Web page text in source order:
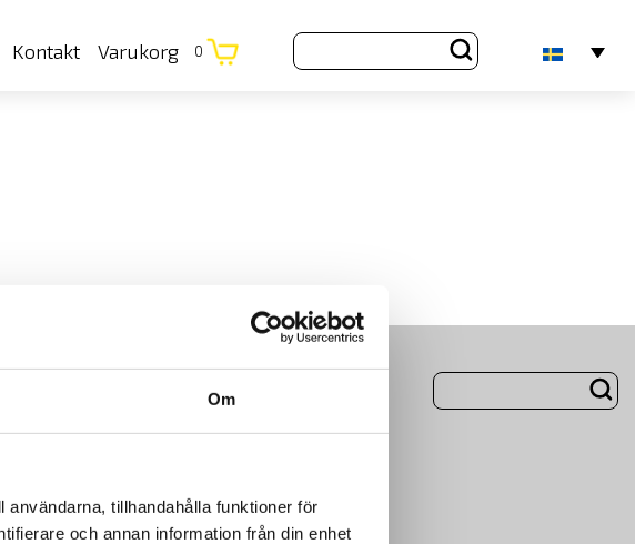
Om
tillhandahålla funktioner för
och annan information från din enhet
Kontakt Varukorg 0